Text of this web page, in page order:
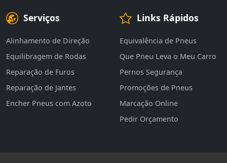
Serviços
Alinhamento de Direção
Equilibragem de Rodas
Reparação de Furos
Reparação de Jantes
Encher Pneus com Azoto
Links Rápidos
Equivalência de Pneus
Que Pneu Leva o Meu Carro
Pernos Segurança
Promoções de Pneus
Marcação Online
Pedir Orçamento